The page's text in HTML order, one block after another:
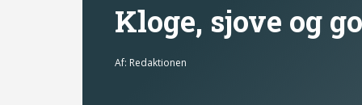
Kloge, sjove og
Af: Redaktionen